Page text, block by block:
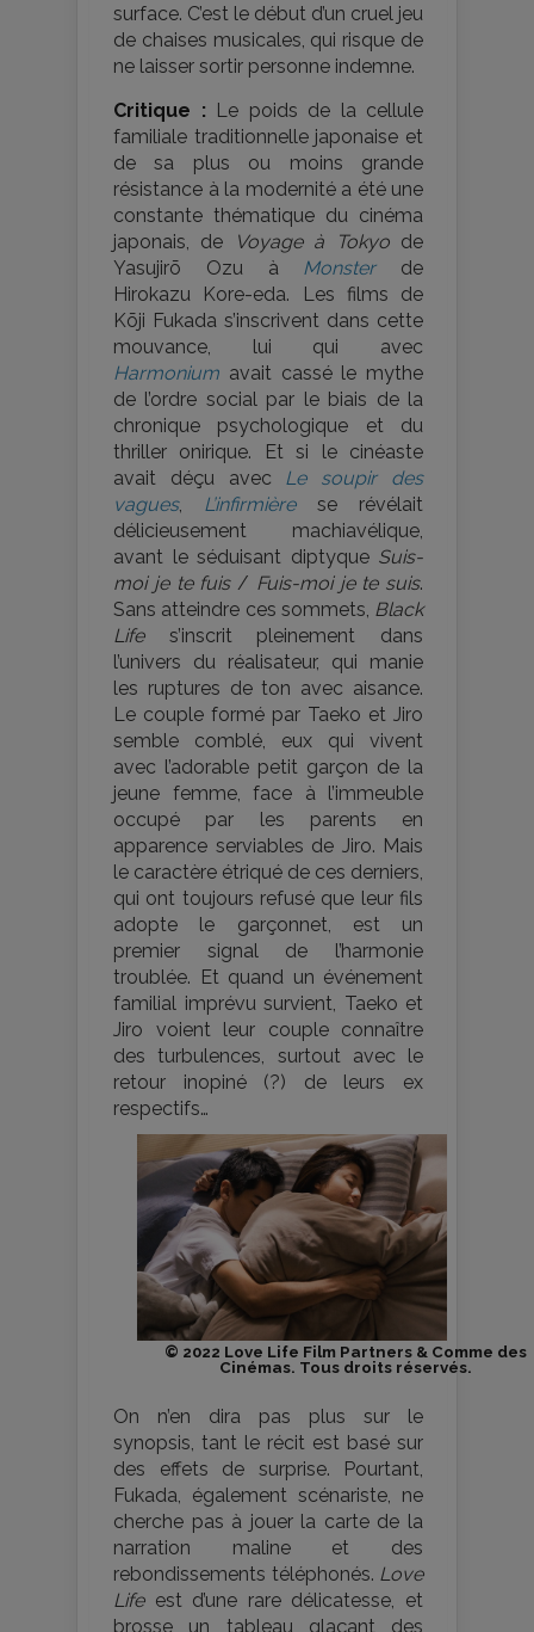
surface. C’est le début d’un cruel jeu
de chaises musicales, qui risque de
ne laisser sortir personne indemne.
Critique : Le poids de la cellule
familiale traditionnelle japonaise et
de sa plus ou moins grande
résistance à la modernité a été une
constante thématique du cinéma
japonais, de
Voyage à Tokyode
Yasujirō Ozu à Monsterde
Hirokazu Kore-eda. Les films de
Kōji Fukada s’inscrivent dans cette
mouvance, lui qui avec
Harmonium avait cassé le mythe
de l’ordre social par le biais de la
chronique psychologique et du
thriller onirique. Et si le cinéaste
avait déçu avec Le soupir des
vagues, L’infirmièrese révélait
délicieusement machiavélique,
avant le séduisant diptyque Suis-
moi je te fuis/ Fuis-moi je te suis.
Sans atteindre ces sommets, Black
Lifes’inscrit pleinement dans
l’univers du réalisateur, qui manie
les ruptures de ton avec aisance.
Le couple formé par Taeko et Jiro
semble comblé, eux qui vivent
avec l’adorable petit garçon de la
jeune femme, face à l’immeuble
occupé par les parents en
apparence serviables de Jiro. Mais
le caractère étriqué de ces derniers,
qui ont toujours refusé que leur fils
adopte le garçonnet, est un
premier signal de l’harmonie
troublée. Et quand un événement
familial imprévu survient, Taeko et
Jiro voient leur couple connaître
des turbulences, surtout avec le
retour inopiné (?) de leurs ex
respectifs…
© 2022 Love Life Film Partners & Comme des
Cinémas. Tous droits réservés.
On n’en dira pas plus sur le
synopsis, tant le récit est basé sur
des effets de surprise. Pourtant,
Fukada, également scénariste, ne
cherche pas à jouer la carte de la
narration maline et des
rebondissements téléphonés. Love
Lifeest d’une rare délicatesse, et
brosse un tableau glaçant des